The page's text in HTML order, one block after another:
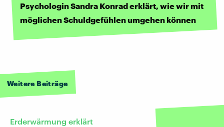
Psychologin Sandra Konrad erklärt, wie wir mit
möglichen Schuldgefühlen umgehen können
Weitere Beiträge
Erderwärmung erklärt